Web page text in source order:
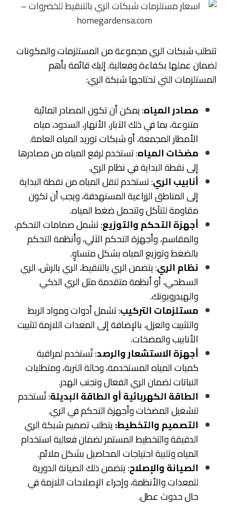
تتطلب شبكات الري مجموعة من المستلزمات والمكونات
لضمان عملها بكفاءة وفعالية. إليك قائمة بأهم
المستلزمات التي تحتاجها شبكة الري:
مصادر المياه: يمكن أن تكون المصادر المائية
متنوعة، بما في ذلك الآبار، الأنهار، السدود، مياه
الأمطار المجمعة، أو شبكات توريد المياه العامة.
مضخات المياه: تستخدم لرفع المياه من مصادرها
إلى نقطة البداية في نظام الري.
أنابيب الري: تستخدم لنقل المياه من نقطة البداية
إلى المناطق الزراعية المستهدفة، ويجب أن تكون
مقاومة للتآكل وتتحمل ضغط المياه.
أجهزة التحكم والتوزيع: تشمل صمامات التحكم،
والمقاسم، وأجهزة التحكم الآلي، وأنظمة التحكم
بالضغط وتوزيع المياه بشكل متساوٍ.
نظام الري: يتضمن الري بالتنقيط، الري بالرش، الري
السطحي، أو أنظمة متقدمة مثل الري الذكي
والهيدروبونك.
مستلزمات التركيب: تشمل أدوات ومواد الربط
والتثبيت والعزل، بالإضافة إلى المعدات اللازمة لتثبيت
الأنابيب والمضخات.
أجهزة الاستشعار والرصد: تُستخدم لمراقبة
كميات المياه المستخدمة، وحالة التربة، ومتطلبات
النباتات لضمان الري الفعال وتجنب الهدر.
الطاقة الكهربائية أو الطاقة البديلة: تُستخدم
لتشغيل المضخات وأجهزة التحكم في الري.
التصميم والتخطيط:يتطلب تصميم شبكة الري
الدقيقة والتخطيط المستمر لضمان فعالية استخدام
المياه وتلبية احتياجات المحاصيل بشكل ملائم.
الصيانة والإصلاح: يتضمن ذلك الصيانة الدورية
للمعدات والأنظمة، وإجراء الإصلاحات اللازمة في
حال حدوث عطل.